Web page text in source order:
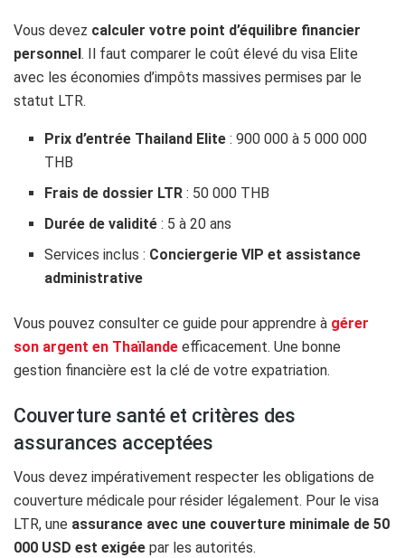
Vous devez calculer votre point d’équilibre financier
personnel. Il faut comparer le coût élevé du visa Elite
avec les économies d’impôts massives permises par le
statut LTR.
Prix d’entrée Thailand Elite : 900 000 à 5 000 000
THB
Frais de dossier LTR : 50 000 THB
Durée de validité : 5 à 20 ans
Services inclus : Conciergerie VIP et assistance
administrative
Vous pouvez consulter ce guide pour apprendre à gérer
son argent en Thaïlande efficacement. Une bonne
gestion financière est la clé de votre expatriation.
Couverture santé et critères des
assurances acceptées
Vous devez impérativement respecter les obligations de
couverture médicale pour résider légalement. Pour le visa
LTR, une assurance avec une couverture minimale de 50
000 USD est exigée par les autorités.